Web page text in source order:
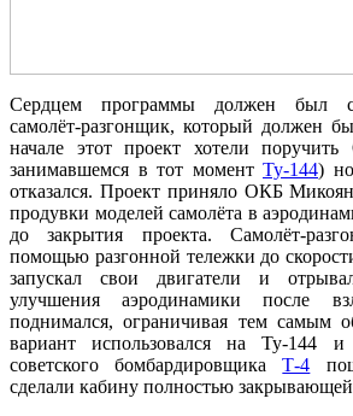
Сердцем программы должен был
самолёт-разгонщик, который должен
начале этот проект хотели
занимавшемся в тот момент Ту-144)
отказался. Проект приняло ОКБ
продувки моделей самолёта в
до закрытия проекта. Самолёт-
помощью разгонной тележки до
запускал свои двигатели и
улучшения аэродинамики после
поднимался, ограничивая тем самым
вариант использовался на Ту-144 и
советского бомбардировщикаТ-4
сделали кабину полностью